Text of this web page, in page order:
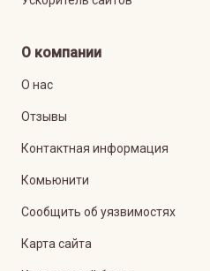
О компании
О нас
Отзывы
Контактная информация
Комьюнити
Сообщить об уязвимостях
Карта сайта